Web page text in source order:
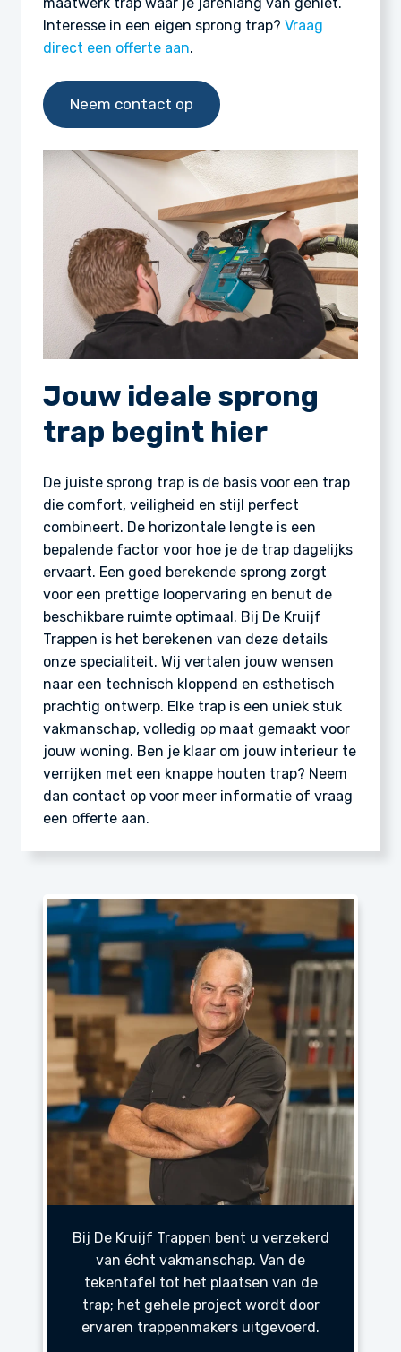
Interesse in een eigen sprong trap? Vraag
direct een offerte aan.
Neem contact op
Jouw ideale sprong
trap begint hier
De juiste sprong trap is de basis voor een trap
die comfort, veiligheid en stijl perfect
combineert. De horizontale lengte is een
bepalende factor voor hoe je de trap dagelijks
ervaart. Een goed berekende sprong zorgt
voor een prettige loopervaring en benut de
beschikbare ruimte optimaal. Bij De Kruijf
Trappen is het berekenen van deze details
onze specialiteit. Wij vertalen jouw wensen
naar een technisch kloppend en esthetisch
prachtig ontwerp. Elke trap is een uniek stuk
vakmanschap, volledig op maat gemaakt voor
jouw woning. Ben je klaar om jouw interieur te
verrijken met een knappe houten trap? Neem
dan contact op voor meer informatie of vraag
een offerte aan.
Bij De Kruijf Trappen bent u verzekerd
van écht vakmanschap. Van de
tekentafel tot het plaatsen van de
trap; het gehele project wordt door
ervaren trappenmakers uitgevoerd.